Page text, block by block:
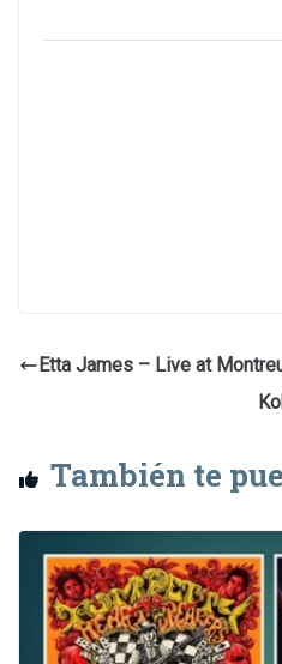
Etta James – Live at
También te